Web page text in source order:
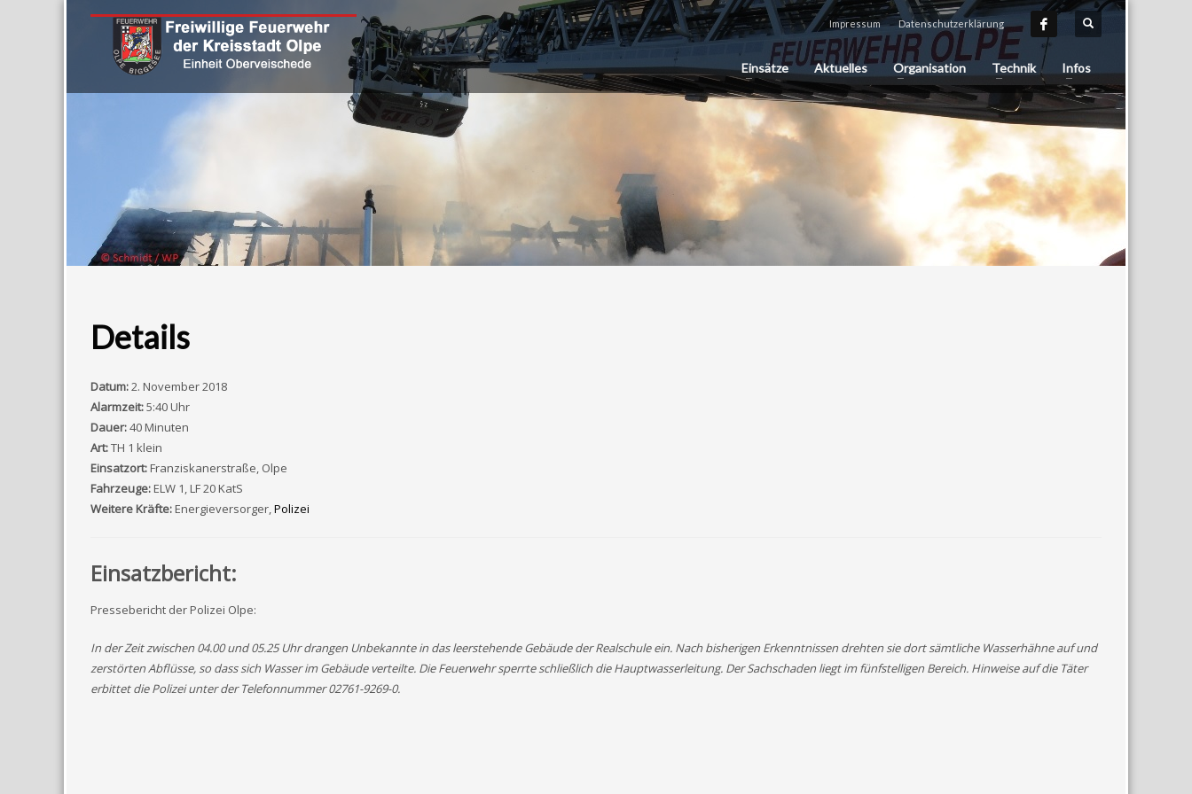
Impressum Datenschutzerklärung
Einsätze Aktuelles Organisation Technik Infos
Details
Datum:2. November 2018
Alarmzeit:5:40 Uhr
Dauer:40 Minuten
Art:TH 1 klein
Einsatzort:Franziskanerstraße, Olpe
Fahrzeuge:ELW 1, LF 20 KatS
Weitere Kräfte:Energieversorger,Polizei
Einsatzbericht:
Pressebericht der Polizei Olpe:
In der Zeit zwischen 04.00 und 05.25 Uhr drangen Unbekannte in das leerstehende Gebäude der Realschule ein. Nach bisherigen Erkenntnissen drehten sie dort sämtliche Wasserhähne auf und
zerstörten Abflüsse, so dass sich Wasser im Gebäude verteilte. Die Feuerwehr sperrte schließlich die Hauptwasserleitung. Der Sachschaden liegt im fünfstelligen Bereich. Hinweise auf die Täter
erbittet die Polizei unter der Telefonnummer 02761-9269-0.